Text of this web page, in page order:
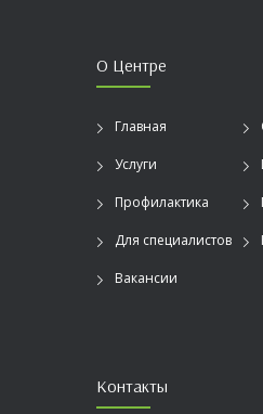
О Центре
Главная
Услуги
Профилактика
Для специалистов
Вакансии
Контакты